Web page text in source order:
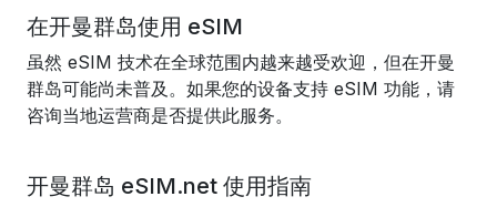
在开曼群岛使用 eSIM
虽然 eSIM 技术在全球范围内越来越受欢迎，但在开曼
群岛可能尚未普及。如果您的设备支持 eSIM 功能，请
咨询当地运营商是否提供此服务。
开曼群岛 eSIM.net 使用指南